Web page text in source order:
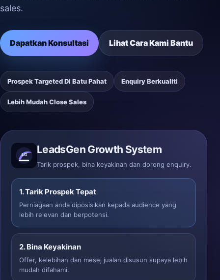
sales.
Dapatkan Konsultasi Lihat Cara Kami Bantu
Prospek Targeted Di Batu Pahat Enquiry Berkualiti
Lebih Mudah Close Sales
LeadsGen Growth System
Tarik prospek, bina keyakinan dan dorong enquiry.
1. Tarik Prospek Tepat
Perniagaan anda diposisikan kepada audience yang
lebih relevan dan berpotensi.
2. Bina Keyakinan
Offer, kelebihan dan mesej jualan disusun supaya lebih
mudah difahami.